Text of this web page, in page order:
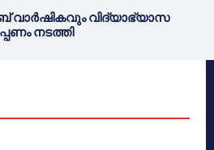
വാർഷികവും വിദ്യാഭ്യാസ
നടത്തി